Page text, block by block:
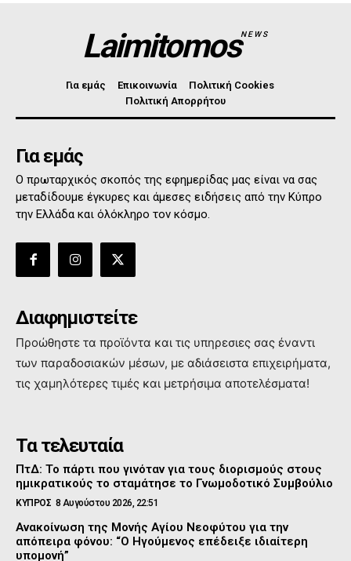
LaimitomosNEWS
Για εμάς Επικοινωνία
Πολιτική Cookies
Πολιτική Απορρήτου
Για εμάς
Ο πρωταρχικός σκοπός της εφημερίδας μας είναι να σας
μεταδίδουμε έγκυρες και άμεσες ειδήσεις από την Κύπρο
την Ελλάδα και όλόκληρο τον κόσμο.
Διαφημιστείτε
Προώθηστε τα προϊόντα και τις υπηρεσιες σας έναντι
των παραδοσιακών μέσων, με αδιάσειστα επιχειρήματα,
τις χαμηλότερες τιμές και μετρήσιμα αποτελέσματα!
Τα τελευταία
ΠτΔ: Το πάρτι που γινόταν για τους διορισμούς στους
ημικρατικούς το σταμάτησε το Γνωμοδοτικό Συμβούλιο
ΚΥΠΡΟΣ 8 Αυγούστου 2026, 22:51
Ανακοίνωση της Μονής Αγίου Νεοφύτου για την
απόπειρα φόνου: “Ο Ηγούμενος επέδειξε ιδιαίτερη
υπομονή”